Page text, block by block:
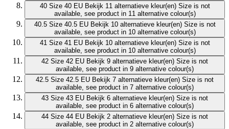
40 Size 40 EU Bekijk 11 alternatieve kleur(en) Size is not
available, see product in 11 alternative colour(s)
40.5 Size 40.5 EU Bekijk 10 alternatieve kleur(en) Size is not
available, see product in 10 alternative colour(s)
41 Size 41 EU Bekijk 10 alternatieve kleur(en) Size is not
available, see product in 10 alternative colour(s)
42 Size 42 EU Bekijk 9 alternatieve kleur(en) Size is not
available, see product in 9 alternative colour(s)
42.5 Size 42.5 EU Bekijk 7 alternatieve kleur(en) Size is not
available, see product in 7 alternative colour(s)
43 Size 43 EU Bekijk 6 alternatieve kleur(en) Size is not
available, see product in 6 alternative colour(s)
44 Size 44 EU Bekijk 2 alternatieve kleur(en) Size is not
available, see product in 2 alternative colour(s)